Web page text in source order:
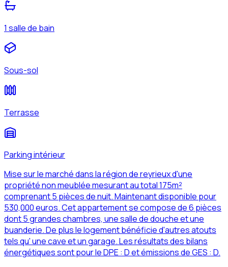
1 salle de bain
Sous-sol
Terrasse
Parking intérieur
Mise sur le marché dans la région de reyrieux d'une
propriété non meublée mesurant au total 175m²
comprenant 5 pièces de nuit. Maintenant disponible pour
530,000 euros. Cet appartement se compose de 6 pièces
dont 5 grandes chambres, une salle de douche et une
buanderie. De plus le logement bénéficie d'autres atouts
tels qu' une cave et un garage. Les résultats des bilans
énergétiques sont pour le DPE : D et émissions de GES : D.